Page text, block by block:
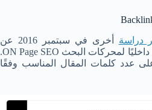
أخرى في سبتمبر 2016 عن
العوامل التي تجعل المقال مهيأ داخليًا لمحركات البحث ON Page SEO.
عدد كلمات المقال المناسب وفقًا